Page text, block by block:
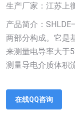
生产厂家：江苏上
产品简介：
两部分构成。它是
来测量电导率大于
测量导电介质体积
在线QQ咨询